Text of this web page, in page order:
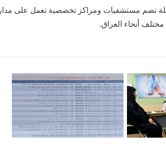
تضم مستشفيات ومراكز تخصصية تعمل على مدار
أنحاء العراق.